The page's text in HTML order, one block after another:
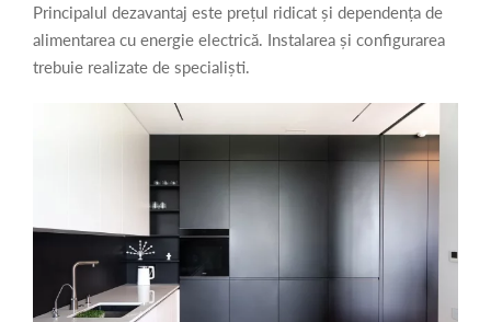
Principalul dezavantaj este prețul ridicat și dependența de
alimentarea cu energie electrică. Instalarea și configurarea
trebuie realizate de specialiști.